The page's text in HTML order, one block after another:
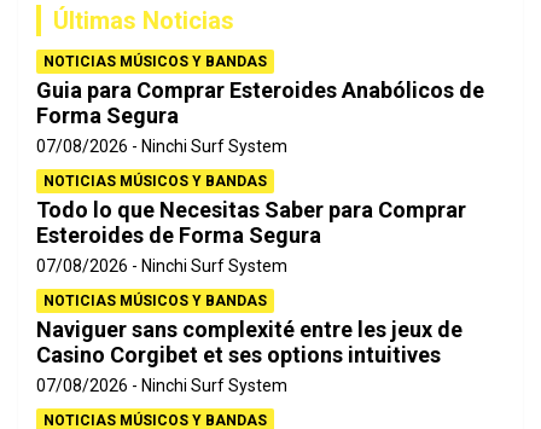
Últimas Noticias
NOTICIAS MÚSICOS Y BANDAS
Guia para Comprar Esteroides Anabólicos de
Forma Segura
07/08/2026 Ninchi Surf System
NOTICIAS MÚSICOS Y BANDAS
Todo lo que Necesitas Saber para Comprar
Esteroides de Forma Segura
07/08/2026 Ninchi Surf System
NOTICIAS MÚSICOS Y BANDAS
Naviguer sans complexité entre les jeux de
Casino Corgibet et ses options intuitives
07/08/2026 Ninchi Surf System
NOTICIAS MÚSICOS Y BANDAS